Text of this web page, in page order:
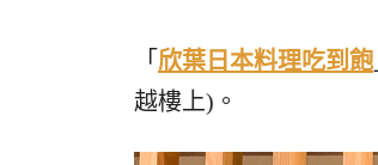
「 欣葉日本料理吃到飽
越樓上)。